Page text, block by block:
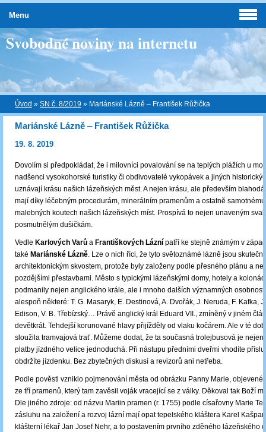
Svobodné noviny na internetu
Úvod » SN č. 8/2019 » Mariánské Lázně ‒ František Růžička
Mariánské Lázně ‒ František Růžička
19. 8. 2019
Dovolím si předpokládat, že i milovníci povalování se na teplých plážích u
nadšenci vysokohorské turistiky či obdivovatelé vykopávek a jiných
uznávají krásu našich lázeňských měst. A nejen krásu, ale především
mají díky léčebným procedurám, minerálním pramenům a ostatně
malebných koutech našich lázeňských míst. Prospívá to nejen unaveným
posmutnělým dušičkám.
Vedle Karlových Varů a Františkových Lázní patří ke stejně známým v
také Mariánské Lázně. Lze o nich říci, že tyto světoznámé lázně jsou
architektonickým skvostem, protože byly založeny podle přesného plánu a
pozdějšími přestavbami. Město s typickými lázeňskými domy, hotely a
podmanily nejen anglického krále, ale i mnoho dalších významných
alespoň některé: T. G. Masaryk, E. Destinová, A. Dvořák, J. Neruda, F. Kafka,
Edison, V. B. Třebízský… Právě anglický král Eduard VII., zmíněný v jiném
devětkrát. Tehdejší korunované hlavy přijížděly od vlaku kočárem. Ale v té
sloužila tramvajová trať. Můžeme dodat, že ta současná trolejbusová je nejen
platby jízdného velice jednoduchá. Při nástupu předními dveřmi vhodíte
obdržíte jízdenku. Bez zbytečných diskusí a revizorů ani netřeba.
Podle pověsti vzniklo pojmenování města od obrázku Panny Marie,
ze tří pramenů, který tam zavěsil voják vracející se z války. Děkoval tak Boží
Dle jiného zdroje: od názvu Mariin pramen (r. 1755) podle císařovny Marie
zásluhu na založení a rozvoj lázní mají opat tepelského kláštera Karel
klášterní lékař Jan Josef Nehr, a to postavením prvního zděného lázeňského
Menu